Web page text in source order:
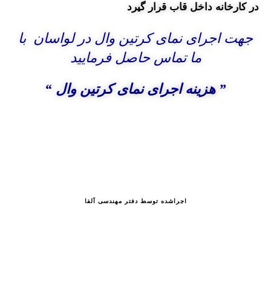
در کارخانه داخل قاب قرار گیرد
جهت اجرای نمای کرتین وال در لواسان با
ما تماس حاصل فرمایید
” هزینه اجرای نمای کرتین وال “
اجراشده توسط دفتر مهندسی آلفا